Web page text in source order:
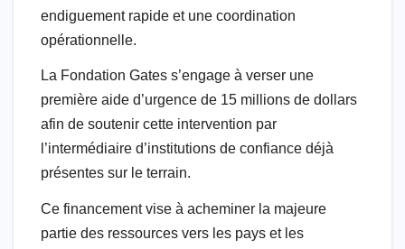
endiguement rapide et une coordination
opérationnelle.
La Fondation Gates s’engage à verser une
première aide d’urgence de 15 millions de dollars
afin de soutenir cette intervention par
l’intermédiaire d’institutions de confiance déjà
présentes sur le terrain.
Ce financement vise à acheminer la majeure
partie des ressources vers les pays et les